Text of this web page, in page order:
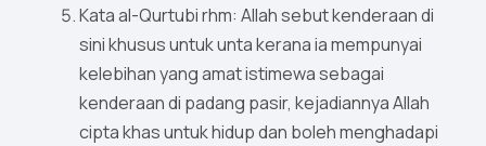
Kata al-Qurtubi rhm: Allah sebut kenderaan di
sini khusus untuk unta kerana ia mempunyai
kelebihan yang amat istimewa sebagai
kenderaan di padang pasir, kejadiannya Allah
cipta khas untuk hidup dan boleh menghadapi